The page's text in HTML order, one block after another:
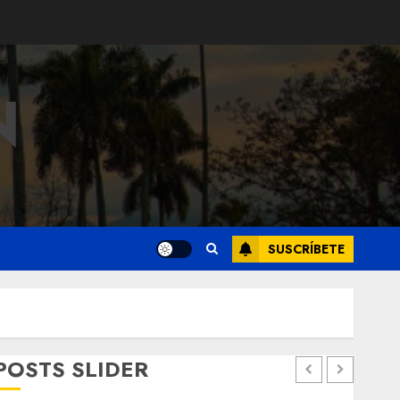
SUSCRÍBETE
SLIDER